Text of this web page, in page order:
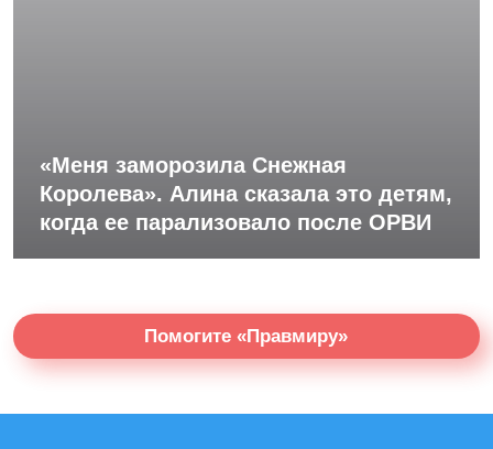
«Меня заморозила Снежная
Королева». Алина сказала это детям,
когда ее парализовало после ОРВИ
Помогите «Правмиру»